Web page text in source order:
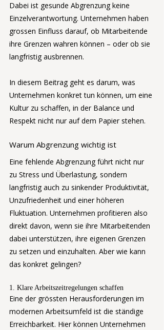
Dabei ist gesunde Abgrenzung keine
Einzelverantwortung. Unternehmen haben
grossen Einfluss darauf, ob Mitarbeitende
ihre Grenzen wahren können – oder ob sie
langfristig ausbrennen.
In diesem Beitrag geht es darum, was
Unternehmen konkret tun können, um eine
Kultur zu schaffen, in der Balance und
Respekt nicht nur auf dem Papier stehen.
Warum Abgrenzung wichtig ist
Eine fehlende Abgrenzung führt nicht nur
zu Stress und Überlastung, sondern
langfristig auch zu sinkender Produktivität,
Unzufriedenheit und einer höheren
Fluktuation. Unternehmen profitieren also
direkt davon, wenn sie ihre Mitarbeitenden
dabei unterstützen, ihre eigenen Grenzen
zu setzen und einzuhalten. Aber wie kann
das konkret gelingen?
1. Klare Arbeitszeitregelungen schaffen
Eine der grössten Herausforderungen im
modernen Arbeitsumfeld ist die ständige
Erreichbarkeit. Hier können Unternehmen